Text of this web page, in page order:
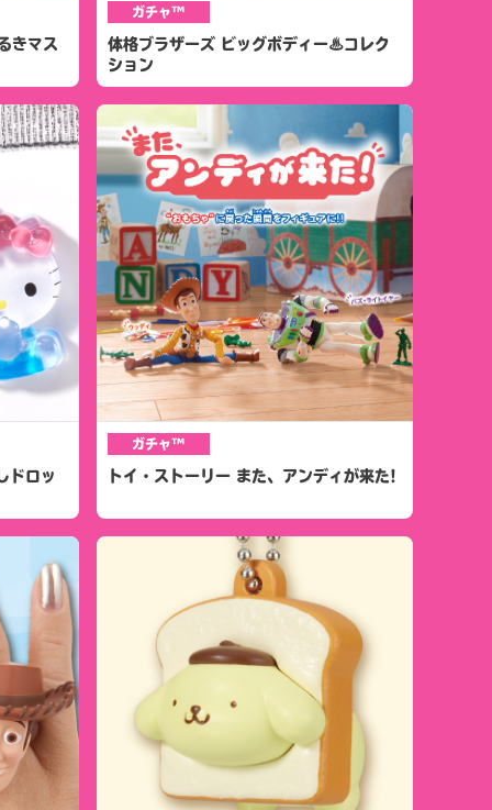
マス
ガチャ™
体格ブラザーズ ビッグボディー♨コレク
ション
ドロッ
ガチャ™
トイ・ストーリー また、アンディが来た!